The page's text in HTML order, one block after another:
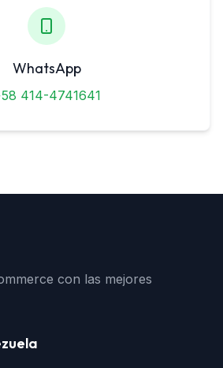
WhatsApp
414-4741641
con las mejores